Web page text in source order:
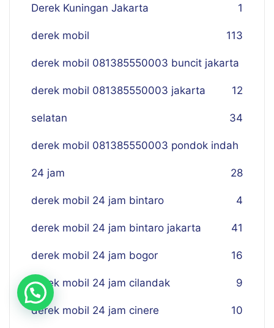
Derek Kuningan Jakarta 1
derek mobil 113
derek mobil 081385550003 buncit jakarta
12
derek mobil 081385550003 jakarta
selatan 34
derek mobil 081385550003 pondok indah
24 jam 28
derek mobil 24 jam bintaro 4
derek mobil 24 jam bintaro jakarta 41
derek mobil 24 jam bogor 16
derek mobil 24 jam cilandak 9
derek mobil 24 jam cinere 10